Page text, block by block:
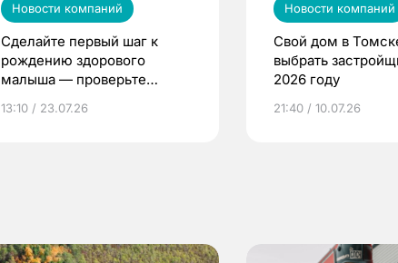
Новости компаний
Сделайте первый шаг к
рождению здорового
малыша — проверьте
по ОМС!
13:10 / 23.07.26
Новости компаний
Свой дом в
выбрать
2026 году
21:40 / 10.07.26